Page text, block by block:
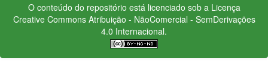
O conteúdo do repositório está licenciado sob a Licença
Creative CommonsAtribuição - NãoComercial - SemDerivações
4.0 Internacional.